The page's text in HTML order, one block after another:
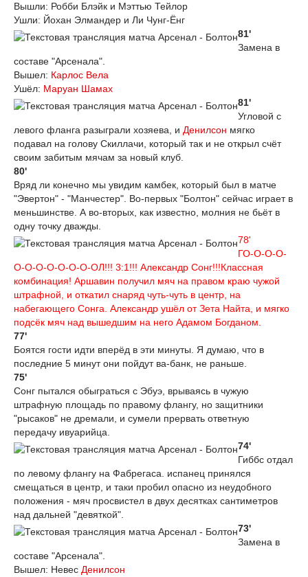
Вышли: Робби Блэйк и Мэттью Тейлор
Ушли: Йохан Элмандер и Ли Чунг-Ёнг
81'
Замена в
составе "Арсенала".
Вышел: Карлос Вела
Ушёл: Маруан Шамах
81'
Угловой с
левого фланга разыграли хозяева, и Денилсон мягко
подавал на голову Скиллачи, который так и не открыл счёт
своим забитым мячам за новый клуб.
80'
Вряд ли конечно мы увидим камбек, который был в матче
"Эвертон" - "Манчестер". Во-первых "Болтон" сейчас играет в
меньшинстве. А во-вторых, как известно, молния не бьёт в
одну точку дважды.
78'
ГО-О-О-О-
O-O-O-O-O-O-O-ОЛ!!! 3:1!!! Александр Сонг!!!Классная
комбинация! Аршавин получил мяч на правом краю чужой
штрафной, и откатил снаряд чуть-чуть в центр, на
набегающего Сонга. Александр ушёл от Зета Найта, и мягко
подсёк мяч над вышедшим на него Адамом Богданом.
77'
Боятся гости идти вперёд в эти минуты. Я думаю, что в
последние 5 минут они пойдут ва-банк, не раньше.
75'
Сонг пытался обыграться с Эбуэ, врываясь в чужую
штрафную площадь по правому флангу, но защитники
"рысаков" не дремали, и сумели прервать ответную
передачу ивуарийца.
74'
Гиббс отдал
по левому флангу на Фабрегаса. испанец принялся
смещаться в центр, и таки пробил опасно из неудобного
положения - мяч просвистел в двух десятках сантиметров
над дальней "девяткой".
73'
Замена в
составе "Арсенала".
Вышел: Невес Денилсон